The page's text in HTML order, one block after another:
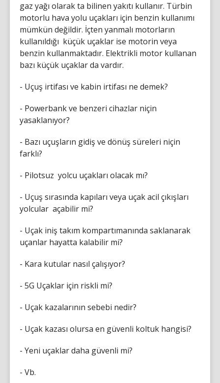
gaz yağı olarak ta bilinen yakıtı kullanır. Türbin
motorlu hava yolu uçakları için benzin kullanımı
mümkün değildir. İçten yanmalı motorların
kullanıldığı küçük uçaklar ise motorin veya
benzin kullanmaktadır. Elektrikli motor kullanan
bazı küçük uçaklar da vardır.
- Uçuş irtifası ve kabin irtifası ne demek?
- Powerbank ve benzeri cihazlar niçin
yasaklanıyor?
- Bazı uçuşların gidiş ve dönüş süreleri niçin
farklı?
- Pilotsuz yolcu uçakları olacak mı?
- Uçuş sırasında kapıları veya uçak acil çıkışları
yolcular açabilir mi?
- Uçak iniş takım kompartımanında saklanarak
uçanlar hayatta kalabilir mi?
- Kara kutular nasıl çalışıyor?
- 5G Uçaklar için riskli mi?
- Uçak kazalarının sebebi nedir?
- Uçak kazası olursa en güvenli koltuk hangisi?
- Yeni uçaklar daha güvenli mi?
- Vb.